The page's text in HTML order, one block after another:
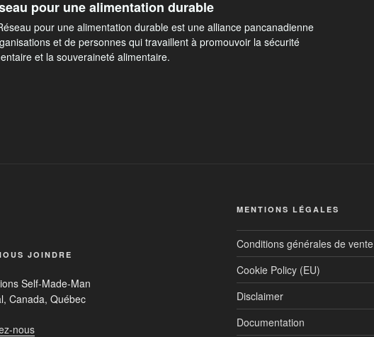
pour une alimentation durable
pour une alimentation durable est une alliance pancanadienne
et de personnes qui travaillent à promouvoir la sécurité
et la souveraineté alimentaire.
JOINDRE
Self-Made-Man
Canada, Québec
nous
MENTIONS LÉGALES
Conditions générales de vente
Cookie Policy (EU)
Disclaimer
Documentation